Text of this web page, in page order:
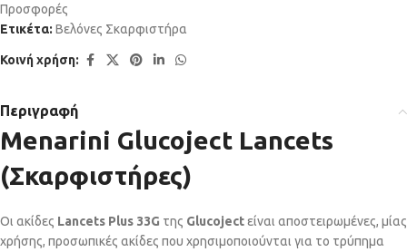
Προσφορές
Ετικέτα: Βελόνες Σκαρφιστήρα
Κοινή χρήση:
Περιγραφή
Menarini Glucoject Lancets
(Σκαρφιστήρες)
Οι ακίδες Lancets Plus 33G της Glucojectείναι αποστειρωμένες, μίας
χρήσης, προσωπικές ακίδες που χρησιμοποιούνται για το τρύπημα